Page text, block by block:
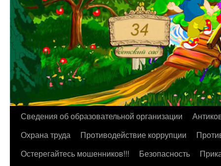
Перейти
содержимому
Сведения об образовательной организации
Охрана труда
Противодействие коррупции
Остерегайтесь мошенников!!!
Безопасность